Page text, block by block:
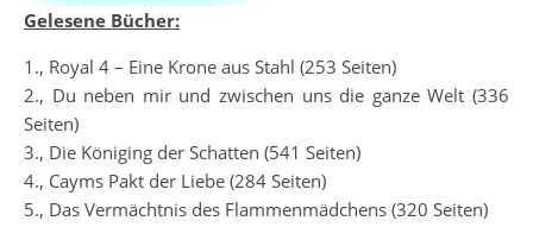
Gelesene Bücher:
1., Royal 4 – Eine Krone aus Stahl (253 Seiten)
2., Du neben mir und zwischen uns die ganze Welt (336
Seiten)
3., Die Königing der Schatten (541 Seiten)
4., Cayms Pakt der Liebe (284 Seiten)
5., Das Vermächtnis des Flammenmädchens (320 Seiten)